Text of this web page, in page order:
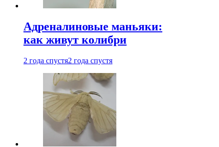
Адреналиновые маньяки:
как живут колибри
2 года спустя2 года спустя